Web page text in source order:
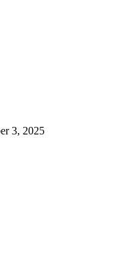
3, 2025